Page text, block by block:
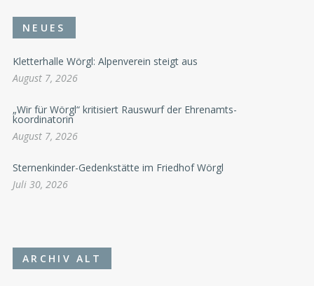
NEUES
Kletterhalle Wörgl: Alpenverein steigt aus
August 7, 2026
„Wir für Wörgl“ kritisiert Rauswurf der Ehrenamts-
koordinatorin
August 7, 2026
Sternenkinder-Gedenkstätte im Friedhof Wörgl
Juli 30, 2026
ARCHIV ALT